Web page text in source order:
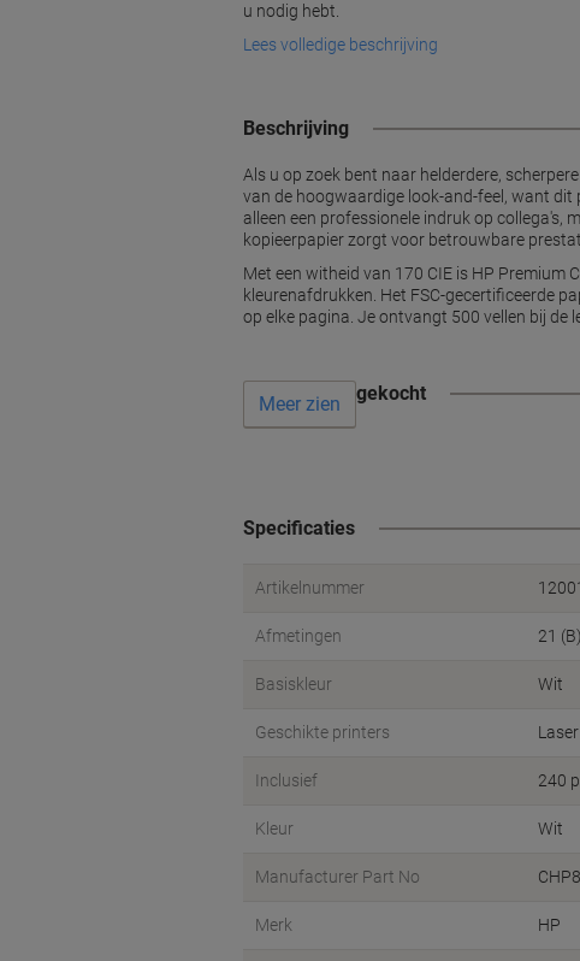
u nodig hebt.
Lees volledige beschrijving
Beschrijving
Als u op zoek bent naar helderdere,
van de hoogwaardige look-and-feel, want
alleen een professionele indruk op collega's,
kopieerpapier zorgt voor betrouwbare
Met een witheid van 170 CIE is HP
kleurenafdrukken. Het FSC-gecertificeerde
op elke pagina. Je ontvangt 500 vellen bij de
Vaak samen gekocht
Meer zien
Specificaties
Artikelnummer
Afmetingen 21
Basiskleur Wit
Geschikte printers Laser
Inclusief 240
Kleur Wit
Manufacturer Part No
Merk HP